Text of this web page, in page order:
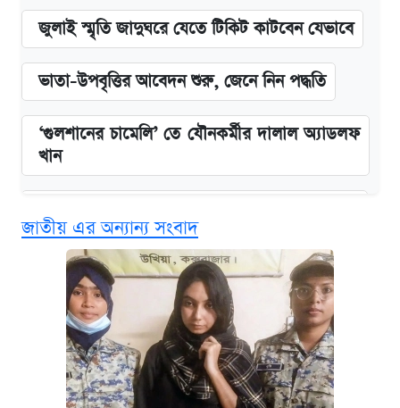
জুলাই স্মৃতি জাদুঘরে যেতে টিকিট কাটবেন যেভাবে
ভাতা-উপবৃত্তির আবেদন শুরু, জেনে নিন পদ্ধতি
‘গুলশানের চামেলি’ তে যৌনকর্মীর দালাল অ্যাডলফ
খান
এক ক্লিকে জেনে নিন আইফোন ১৮ প্রো ম্যাক্সের
দাম ও ফিচার
আজকের বাজারে স্বর্ণের দাম (৪ আগস্ট)
নবম জাতীয় পে-স্কেল নিয়ে সর্বশেষ যা জানা গেল
জাতীয় এর অন্যান্য সংবাদ